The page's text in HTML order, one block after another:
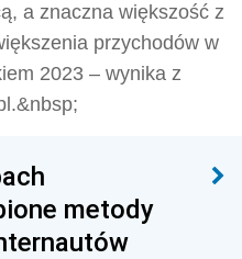
a znaczna większość z
przychodów w
2023 – wynika z
metody